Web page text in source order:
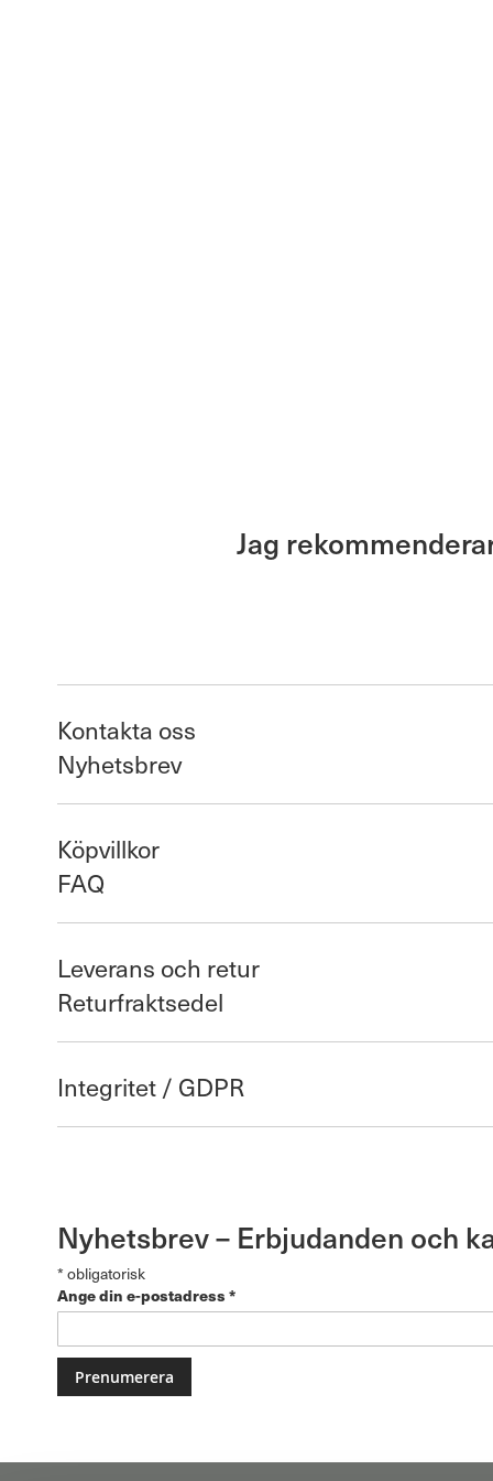
Jag
Kontakta oss
Nyhetsbrev
Köpvillkor
FAQ
Leverans och retur
Returfraktsedel
Integritet / GDPR
Nyhetsbrev – Erbjudanden och
* obligatorisk
Ange din e-postadress *